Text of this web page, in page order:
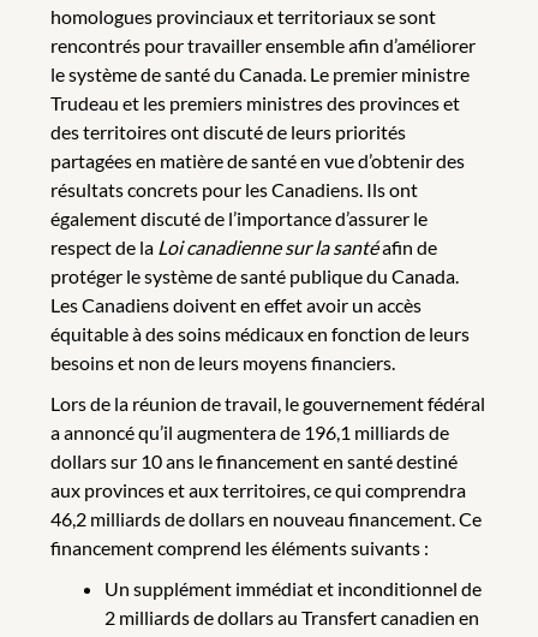
homologues provinciaux et territoriaux se sont
rencontrés pour travailler ensemble afin d’améliorer
le système de santé du Canada. Le premier ministre
Trudeau et les premiers ministres des provinces et
des territoires ont discuté de leurs priorités
partagées en matière de santé en vue d’obtenir des
résultats concrets pour les Canadiens. Ils ont
également discuté de l’importance d’assurer le
respect de la Loi canadienne sur la santéafin de
protéger le système de santé publique du Canada.
Les Canadiens doivent en effet avoir un accès
équitable à des soins médicaux en fonction de leurs
besoins et non de leurs moyens financiers.
Lors de la réunion de travail, le gouvernement fédéral
a annoncé qu’il augmentera de 196,1 milliards de
dollars sur 10 ans le financement en santé destiné
aux provinces et aux territoires, ce qui comprendra
46,2 milliards de dollars en nouveau financement. Ce
financement comprend les éléments suivants :
Un supplément immédiat et inconditionnel de
2 milliards de dollars au Transfert canadien en